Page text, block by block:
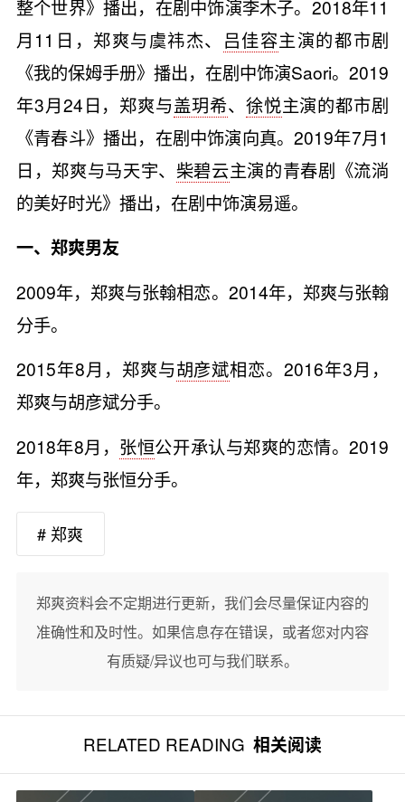
整个世界》播出，在剧中饰演李木子。2018年11
月11日，郑爽与虞祎杰、 吕佳容主演的都市剧
《我的保姆手册》播出，在剧中饰演Saori。2019
年3月24日，郑爽与盖玥希、 徐悦主演的都市剧
《青春斗》播出，在剧中饰演向真。2019年7月1
日，郑爽与马天宇、 柴碧云主演的青春剧《流淌
的美好时光》播出，在剧中饰演易遥。
一、郑爽男友
2009年，郑爽与张翰相恋。2014年，郑爽与张翰
分手。
2015年8月，郑爽与胡彦斌相恋。2016年3月，
郑爽与胡彦斌分手。
2018年8月， 张恒公开承认与郑爽的恋情。2019
年，郑爽与张恒分手。
# 郑爽
郑爽资料会不定期进行更新，我们会尽量保证内容的
准确性和及时性。如果信息存在错误，或者您对内容
有质疑/异议也可与我们联系。
RELATED READING 相关阅读